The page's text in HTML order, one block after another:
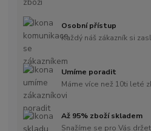
Osobní přístup
Každý náš zákazník si
Umíme poradit
Máme více než 10ti leté
Až 95% zboží skladem
Snažíme se pro Vás